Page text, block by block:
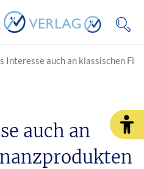
Interesse auch an klassischen
auch an